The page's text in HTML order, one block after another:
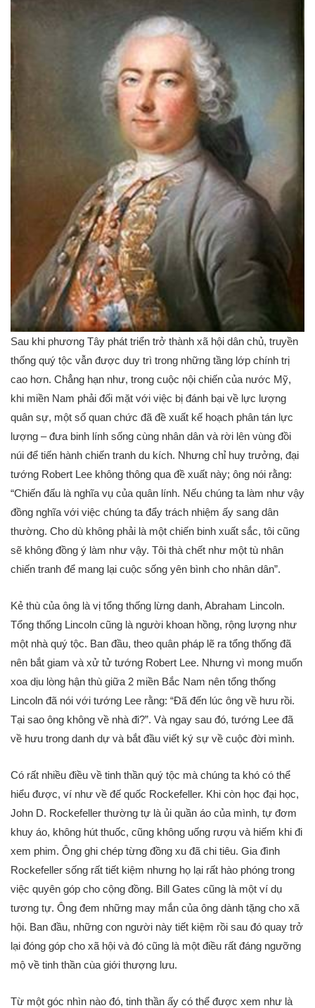
Sau khi phương Tây phát triển trở thành xã hội dân chủ, truyền
thống quý tộc vẫn được duy trì trong những tầng lớp chính trị
cao hơn. Chẳng hạn như, trong cuộc nội chiến của nước Mỹ,
khi miền Nam phải đối mặt với việc bị đánh bại về lực lượng
quân sự, một số quan chức đã đề xuất kế hoạch phân tán lực
lượng – đưa binh lính sống cùng nhân dân và rời lên vùng đồi
núi để tiến hành chiến tranh du kích. Nhưng chỉ huy trưởng, đại
tướng Robert Lee không thông qua đề xuất này; ông nói rằng:
“Chiến đấu là nghĩa vụ của quân lính. Nếu chúng ta làm như vậy
đồng nghĩa với việc chúng ta đẩy trách nhiệm ấy sang dân
thường. Cho dù không phải là một chiến binh xuất sắc, tôi cũng
sẽ không đồng ý làm như vậy. Tôi thà chết như một tù nhân
chiến tranh để mang lại cuộc sống yên bình cho nhân dân”.
Kẻ thù của ông là vị tổng thống lừng danh, Abraham Lincoln.
Tổng thống Lincoln cũng là người khoan hồng, rộng lượng như
một nhà quý tộc. Ban đầu, theo quân pháp lẽ ra tổng thống đã
nên bắt giam và xử tử tướng Robert Lee. Nhưng vì mong muốn
xoa dịu lòng hận thù giữa 2 miền Bắc Nam nên tổng thống
Lincoln đã nói với tướng Lee rằng: “Đã đến lúc ông về hưu rồi.
Tại sao ông không về nhà đi?”. Và ngay sau đó, tướng Lee đã
về hưu trong danh dự và bắt đầu viết ký sự về cuộc đời mình.
Có rất nhiều điều về tinh thần quý tộc mà chúng ta khó có thể
hiểu được, ví như về đế quốc Rockefeller. Khi còn học đại học,
John D. Rockefeller thường tự là ủi quần áo của mình, tự đơm
khuy áo, không hút thuốc, cũng không uống rượu và hiếm khi đi
xem phim. Ông ghi chép từng đồng xu đã chi tiêu. Gia đình
Rockefeller sống rất tiết kiệm nhưng họ lại rất hào phóng trong
việc quyên góp cho cộng đồng. Bill Gates cũng là một ví dụ
tương tự. Ông đem những may mắn của ông dành tặng cho xã
hội. Ban đầu, những con người này tiết kiệm rồi sau đó quay trở
lại đóng góp cho xã hội và đó cũng là một điều rất đáng ngưỡng
mộ về tinh thần cùa giới thượng lưu.
Từ một góc nhìn nào đó, tinh thần ấy có thể được xem như là